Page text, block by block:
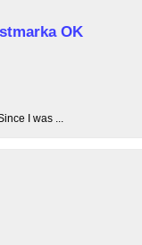
OK
I was ...